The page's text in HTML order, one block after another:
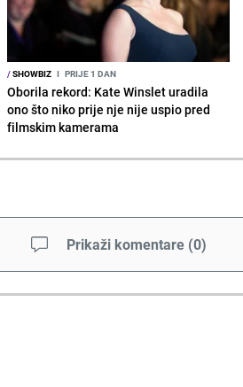
/SHOWBIZ I PRIJE 1 DAN
Oborila rekord: Kate Winslet uradila
ono što niko prije nje nije uspio pred
filmskim kamerama
Prikaži komentare (0)